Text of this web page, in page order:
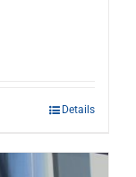
Details